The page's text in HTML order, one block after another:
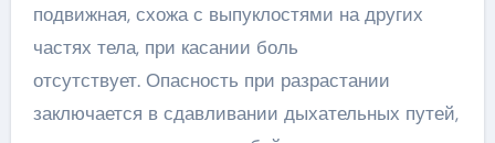
подвижная, схожа с выпуклостями на других
частях тела, при касании боль
отсутствует. Опасность при разрастании
заключается в сдавливании дыхательных путей,